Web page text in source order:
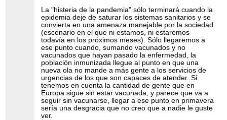
La "histeria de la pandemia" sólo terminará cuando la
epidemia deje de saturar los sistemas sanitarios y se
convierta en una amenaza manejable por la sociedad
(escenario en el que ni estamos, ni estaremos
todavía en los próximos meses). Sólo llegaremos a
ese punto cuando, sumando vacunados y no
vacunados que hayan pasado la enfermedad, la
población inmunizada llegue al punto en que una
nueva ola no mande a más gente a los servicios de
urgencias de los que son capaces de atender. Si
tenemos en cuenta la cantidad de gente que en
Europa sigue sin estar vacunada, y parece que va a
seguir sin vacunarse, llegar a ese punto en primavera
sería una desgracia que no creo que a nadie le guste
ver.